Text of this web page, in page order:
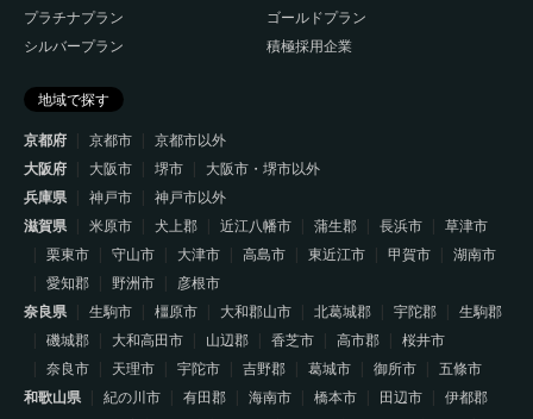
プラチナプラン
ゴールドプラン
シルバープラン
積極採用企業
地域で探す
京都府
京都市
京都市以外
大阪府
大阪市 堺市
大阪市・堺市以外
兵庫県
神戸市
神戸市以外
滋賀県
米原市 犬上郡 近江八幡市 蒲生郡 長浜市
草津市
栗東市
守山市 大津市 高島市 東近江市 甲賀市
湖南市
愛知郡
野洲市
彦根市
奈良県
生駒市 橿原市 大和郡山市 北葛城郡 宇陀郡
生駒郡
磯城郡
大和高田市 山辺郡 香芝市 高市郡
桜井市
奈良市
天理市 宇陀市 吉野郡 葛城市 御所市
五條市
和歌山県
紀の川市 有田郡 海南市 橋本市 田辺市
伊都郡